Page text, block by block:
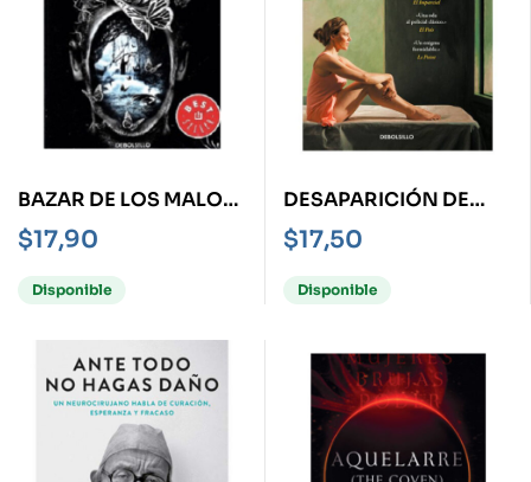
BAZAR DE LOS MALOS
SUEÑOS, EL
$17,90
Disponible
DESAPARICIÓN DE
STEPHANIE MAILER, LA
$17,50
Disponible